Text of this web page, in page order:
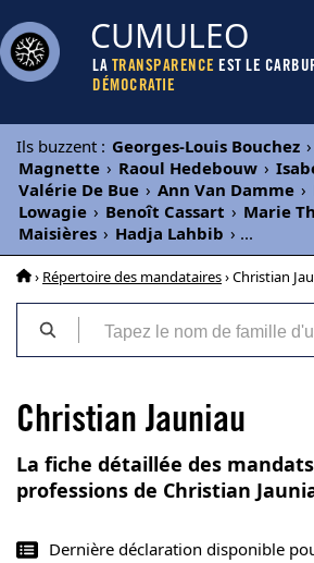
CUMULEO
LA TRANSPARENCE EST LE
DÉMOCRATIE
Ils buzzent : Georges-Louis Bouchez ›
Magnette › Raoul Hedebouw ›
Valérie De Bue › Ann Van Damme ›
Lowagie › Benoît Cassart › Marie
Maisières › Hadja Lahbib › ...
› Répertoire des mandataires› Christian
Christian Jauniau
La fiche détaillée des
professions de Christian
Dernière déclaration disponible